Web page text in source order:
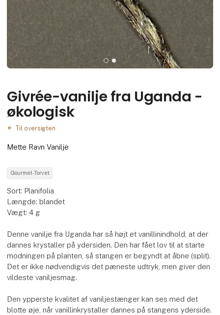
Givrée-vanilje fra Uganda -
økologisk
Til oversigten
Mette Ravn Vanilje
Gourmet-Torvet
Sort: Planifolia
Længde: blandet
Vægt: 4 g
Denne vanilje fra Uganda har så højt et vanillinindhold, at der
dannes krystaller på ydersiden. Den har fået lov til at starte
modningen på planten, så stangen er begyndt at åbne (split).
Det er ikke nødvendigvis det pæneste udtryk, men giver den
vildeste vaniljesmag.
Den ypperste kvalitet af vaniljestænger kan ses med det
blotte øje, når vanillinkrystaller dannes på stangens yderside.